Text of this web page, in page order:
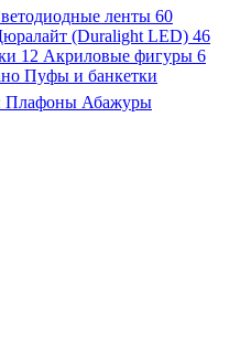
ленты 60
(Duralight LED) 46
12 Акриловые фигуры 6
Пуфы и банкетки
Плафоны Абажуры